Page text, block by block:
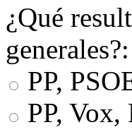
¿Qué
generales?:
PP,
PP, Vox,